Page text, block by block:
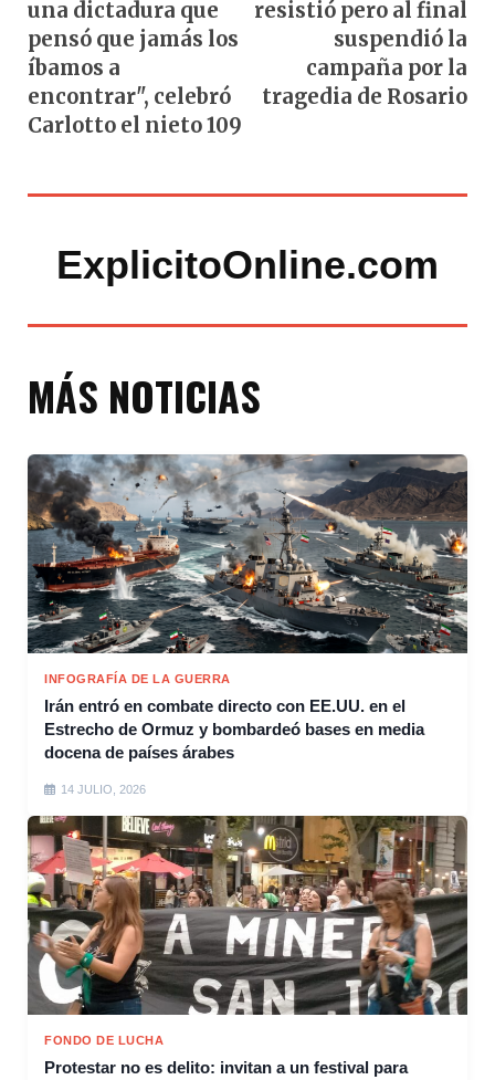
una dictadura que
pensó que jamás los
íbamos a
encontrar", celebró
Carlotto el nieto 109
resistió pero al final
suspendió la
campaña por la
tragedia de Rosario
ExplicitoOnline.com
MÁS NOTICIAS
INFOGRAFÍA DE LA GUERRA
Irán entró en combate directo con EE.UU. en el
Estrecho de Ormuz y bombardeó bases en media
docena de países árabes
14 JULIO, 2026
FONDO DE LUCHA
Protestar no es delito: invitan a un festival para